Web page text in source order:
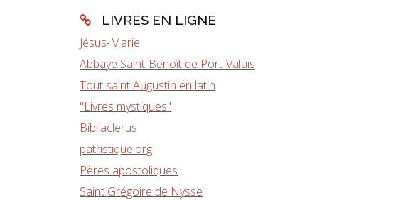
LIVRES EN LIGNE
Jésus-Marie
Abbaye Saint-Benoît de Port-Valais
Tout saint Augustin en latin
"Livres mystiques"
Bibliaclerus
patristique.org
Pères apostoliques
Saint Grégoire de Nysse